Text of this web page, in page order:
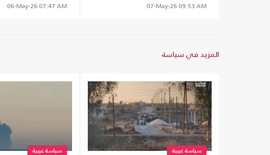
07-May-26 09:53 AM
06-May-26 07:47 AM
المزيد في سياسة
سياسة عربية سياسة عربية